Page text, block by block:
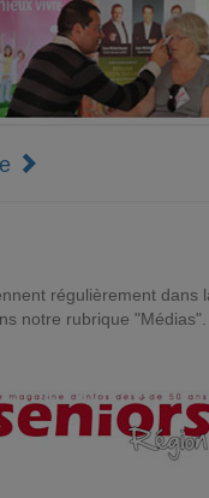
régulièrement
notre rubrique "Médias".